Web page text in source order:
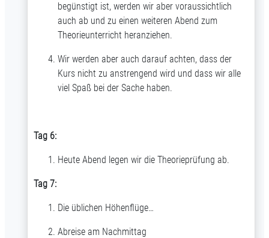
begünstigt ist, werden wir aber voraussichtlich
auch ab und zu einen weiteren Abend zum
Theorieunterricht heranziehen.
Wir werden aber auch darauf achten, dass der
Kurs nicht zu anstrengend wird und dass wir alle
viel Spaß bei der Sache haben.
Tag 6:
Heute Abend legen wir die Theorieprüfung ab.
Tag 7:
Die üblichen Höhenflüge…
Abreise am Nachmittag